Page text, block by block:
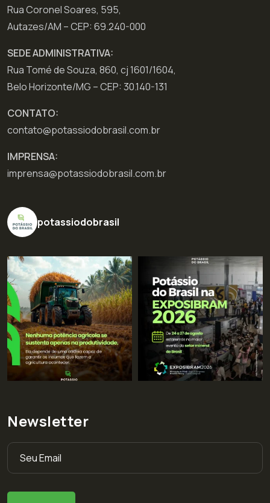
Rua Coronel Soares, 595,
Autazes/AM – CEP: 69.240-000
SEDE ADMINISTRATIVA:
Rua Tomé de Souza, 860, cj 1601/1604,
Belo Horizonte/MG – CEP: 30.140-131
CONTATO:
contato@potassiodobrasil.com.br
IMPRENSA:
imprensa@potassiodobrasil.com.br
potassiodobrasil
Newsletter